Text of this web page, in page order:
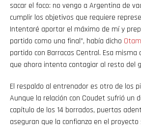
sacar el foco: no vengo a Argentina de
cumplir los objetivos que requiere
Intentaré aportar el máximo de mí y
partido como una final”, había dicho
partido con Barracas Central. Esa misma
que ahora intenta contagiar al resto del
El respaldo al entrenador es otro de los
Aunque la relación con Coudet sufrió un
capítulo de los 14 borrados, puertas
aseguran que la confianza en el